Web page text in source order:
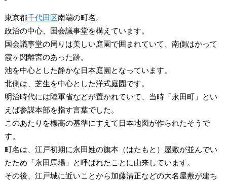
東京都千代田区南端の町名。
政治の中心、国会議事堂を構えています。
国会議事堂の周りは美しい庭園で囲まれていて、南側はかって
霞ヶ関離宮のあった跡。
池を中心とした静かな日本庭園となっています。
北側は、芝生を中心とした洋式庭園です。
明治時代には陸軍省などが置かれていて、当時「永田町」とい
えば参謀本部を指す言葉でした。
このあたりを標高の基準にすえて日本地図が作られたそうで
す。
町名は、江戸初期に永田姓の旗本（はたもと）屋敷が並んでい
たため「永田馬場」と呼ばれたことに由来しています。
その後、江戸城に近いことから加藤清正などの大名屋敷が建ち